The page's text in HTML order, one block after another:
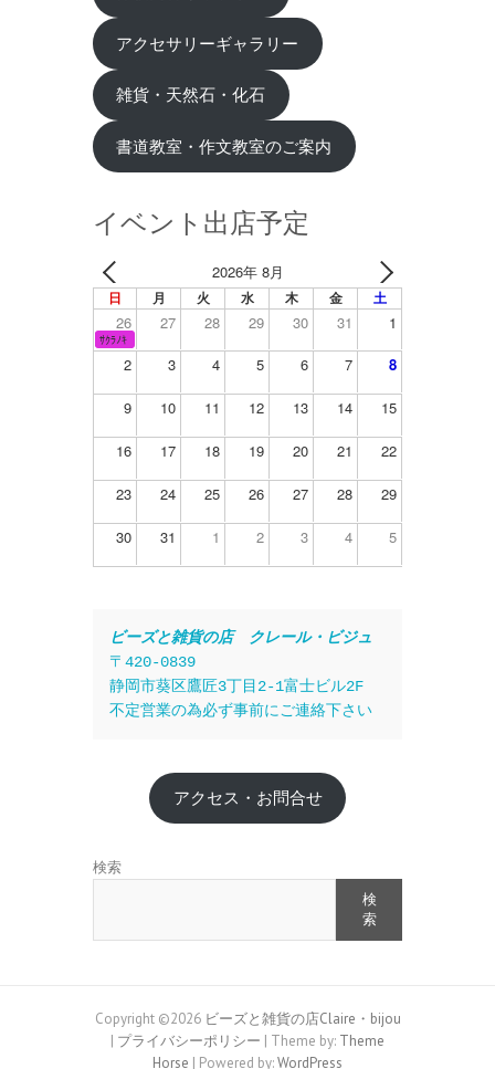
アクセサリーギャラリー
雑貨・天然石・化石
書道教室・作文教室のご案内
イベント出店予定
2026年 8月
日 月 火 水 木 金 土
26 27 28 29 30 31 1
ｻｸﾗﾉｷ
2 3 4 5 6 7 8
9 10 11 12 13 14 15
16 17 18 19 20 21 22
23 24 25 26 27 28 29
30 31 1 2 3 4 5
ビーズと雑貨の店　クレール・ビジュ
〒420-0839
静岡市葵区鷹匠3丁目2-1富士ビル2F
不定営業の為必ず事前にご連絡下さい
アクセス・お問合せ
検索
検
索
Copyright ©2026 ビーズと雑貨の店Claire・bijou
| プライバシーポリシー | Theme by: Theme
Horse | Powered by:WordPress